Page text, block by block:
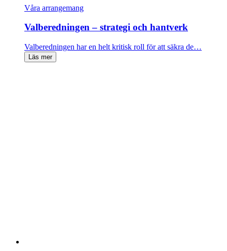
Våra arrangemang
Valberedningen – strategi och hantverk
Valberedningen har en helt kritisk roll för att säkra de…
Läs mer